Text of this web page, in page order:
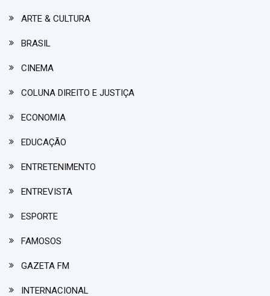
ARTE & CULTURA
BRASIL
CINEMA
COLUNA DIREITO E JUSTIÇA
ECONOMIA
EDUCAÇÃO
ENTRETENIMENTO
ENTREVISTA
ESPORTE
FAMOSOS
GAZETA FM
INTERNACIONAL